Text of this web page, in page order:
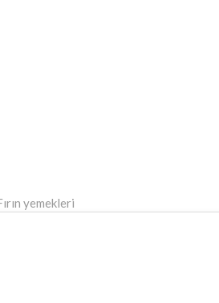
yemekleri